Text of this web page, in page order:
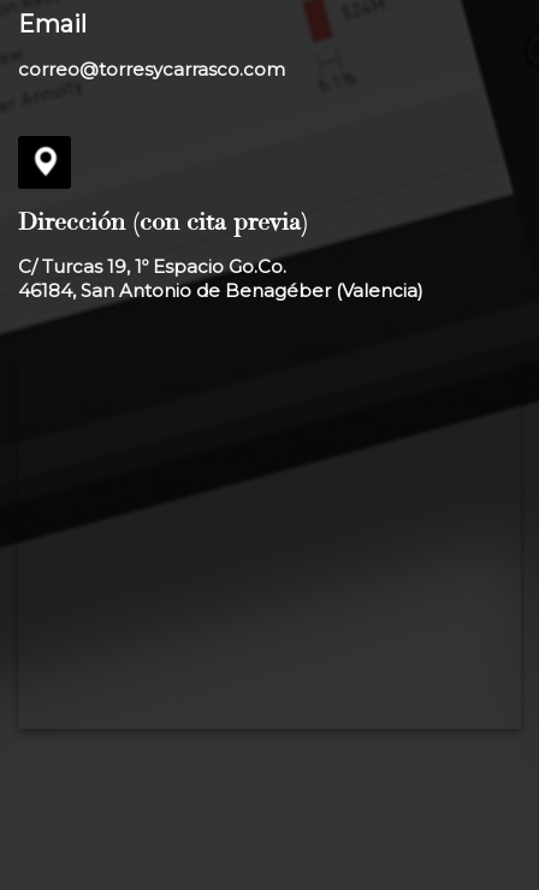
Email
correo@torresycarrasco.com
Dirección (con cita previa)
C/ Turcas 19, 1º Espacio Go.Co.
46184, San Antonio de Benagéber (Valencia)